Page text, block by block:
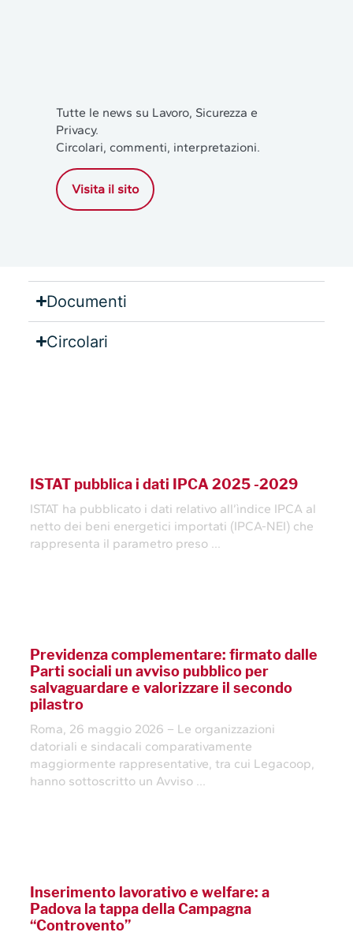
Tutte le news su Lavoro, Sicurezza e
Privacy.
Circolari, commenti, interpretazioni.
Visita il sito
Documenti
Circolari
ISTAT pubblica i dati IPCA 2025 -2029
ISTAT ha pubblicato i dati relativo all’ìndice IPCA al
netto dei beni energetici importati (IPCA-NEI) che
rappresenta il parametro preso ...
Previdenza complementare: firmato dalle
Parti sociali un avviso pubblico per
salvaguardare e valorizzare il secondo
pilastro
Roma, 26 maggio 2026 – Le organizzazioni
datoriali e sindacali comparativamente
maggiormente rappresentative, tra cui Legacoop,
hanno sottoscritto un Avviso ...
Inserimento lavorativo e welfare: a
Padova la tappa della Campagna
“Controvento”